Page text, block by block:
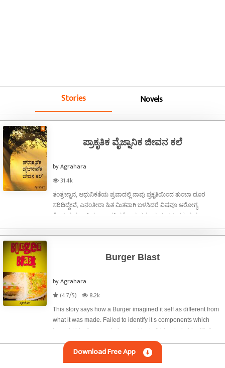
Stories Novels
ಪ್ರಾಕೃತಿಕ ವೈಜ್ನಾನಿಕ ಜೀವನ ಕಲೆ
by Agrahara
31.4k
ತಂತ್ರಜ್ನಾನ, ಆಧುನಿಕತೆಯ ಪ್ರವಾದಲ್ಲಿ ನಾವು ಪ್ರಕೃತಿಯಿಂದ ತುಂಬಾ ದೂರ
ಸರಿದಿದ್ದೇವೆ, ಎನಂತೀರಾ ಹಿತ ಮಿತವಾಗಿ ಬಳಸಿದರೆ ವಿಷವೂ ಆರೋಗ್ಯ
ಕೊಡುವುದು ಅತಿಯಾಗಿ ಬಳಸಿದರೆ ಅಮೃತವೂ ಮೃತ್ಯುವನ್ನು ತರುವುದು.
ಹೆಚ್ಚಾಗುತ್ತಾಹೋಗುತ್ತದೆ. ಇದರ ಜ್ವಲಂತ ನಿದರ್ಶನ
Burger Blast
by Agrahara
(4.7/5)
8.2k
This story says how a Burger imagined it self as different from
what it was made. Failed to identify it s components which
brought him fame and glory and lost all his whole identify for
not acting strong when demanded.
Download Free App